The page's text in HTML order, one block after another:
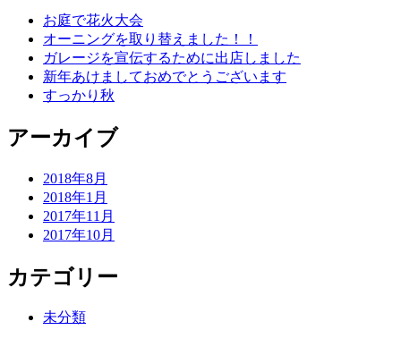
お庭で花火大会
オーニングを取り替えました！！
ガレージを宣伝するために出店しました
新年あけましておめでとうございます
すっかり秋
アーカイブ
2018年8月
2018年1月
2017年11月
2017年10月
カテゴリー
未分類